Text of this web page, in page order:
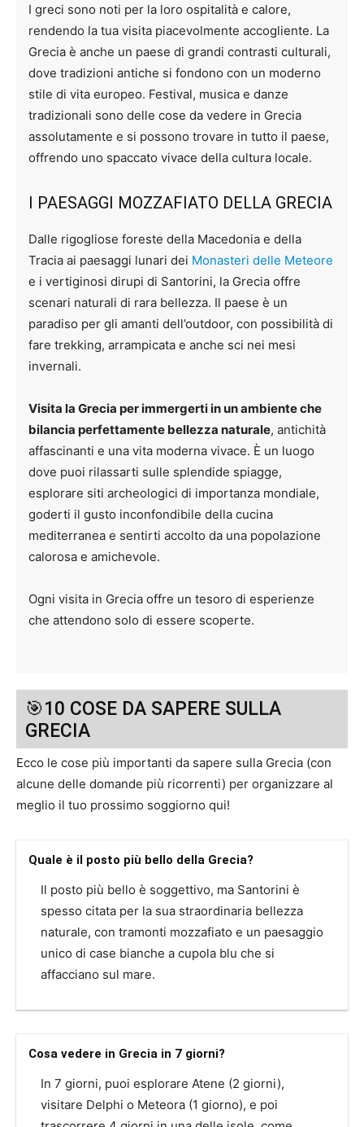
I greci sono noti per la loro ospitalità e calore,
rendendo la tua visita piacevolmente accogliente. La
Grecia è anche un paese di grandi contrasti culturali,
dove tradizioni antiche si fondono con un moderno
stile di vita europeo. Festival, musica e danze
tradizionali sono delle cose da vedere in Grecia
assolutamente e si possono trovare in tutto il paese,
offrendo uno spaccato vivace della cultura locale.
I PAESAGGI MOZZAFIATO DELLA GRECIA
Dalle rigogliose foreste della Macedonia e della
Tracia ai paesaggi lunari dei Monasteri delle Meteore
e i vertiginosi dirupi di Santorini, la Grecia offre
scenari naturali di rara bellezza. Il paese è un
paradiso per gli amanti dell’outdoor, con possibilità di
fare trekking, arrampicata e anche sci nei mesi
invernali.
Visita la Grecia per immergerti in un ambiente che
bilancia perfettamente bellezza naturale, antichità
affascinanti e una vita moderna vivace. È un luogo
dove puoi rilassarti sulle splendide spiagge,
esplorare siti archeologici di importanza mondiale,
goderti il gusto inconfondibile della cucina
mediterranea e sentirti accolto da una popolazione
calorosa e amichevole.
Ogni visita in Grecia offre un tesoro di esperienze
che attendono solo di essere scoperte.
🎯10 COSE DA SAPERE SULLA
GRECIA
Ecco le cose più importanti da sapere sulla Grecia (con
alcune delle domande più ricorrenti) per organizzare al
meglio il tuo prossimo soggiorno qui!
Quale è il posto più bello della Grecia?
Il posto più bello è soggettivo, ma Santorini è
spesso citata per la sua straordinaria bellezza
naturale, con tramonti mozzafiato e un paesaggio
unico di case bianche a cupola blu che si
affacciano sul mare.
Cosa vedere in Grecia in 7 giorni?
In 7 giorni, puoi esplorare Atene (2 giorni),
visitare Delphi o Meteora (1 giorno), e poi